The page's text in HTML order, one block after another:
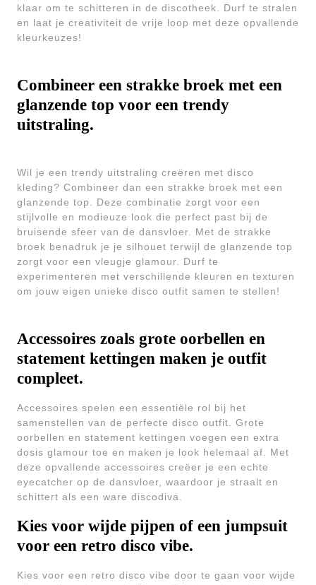
klaar om te schitteren in de discotheek. Durf te stralen
en laat je creativiteit de vrije loop met deze opvallende
kleurkeuzes!
Combineer een strakke broek met een
glanzende top voor een trendy
uitstraling.
Wil je een trendy uitstraling creëren met disco
kleding? Combineer dan een strakke broek met een
glanzende top. Deze combinatie zorgt voor een
stijlvolle en modieuze look die perfect past bij de
bruisende sfeer van de dansvloer. Met de strakke
broek benadruk je je silhouet terwijl de glanzende top
zorgt voor een vleugje glamour. Durf te
experimenteren met verschillende kleuren en texturen
om jouw eigen unieke disco outfit samen te stellen!
Accessoires zoals grote oorbellen en
statement kettingen maken je outfit
compleet.
Accessoires spelen een essentiële rol bij het
samenstellen van de perfecte disco outfit. Grote
oorbellen en statement kettingen voegen een extra
dosis glamour toe en maken je look helemaal af. Met
deze opvallende accessoires creëer je een echte
eyecatcher op de dansvloer, waardoor je straalt en
schittert als een ware discodiva.
Kies voor wijde pijpen of een jumpsuit
voor een retro disco vibe.
Kies voor een retro disco vibe door te gaan voor wijde